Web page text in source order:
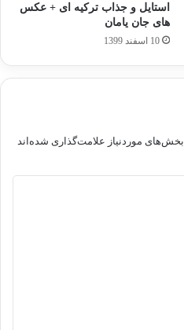
استایل و جذاب ترکیه ای + عکس
های جان یامان
10 اسفند 1399
بخش‌های موردنیاز علامت‌گذاری شده‌اند